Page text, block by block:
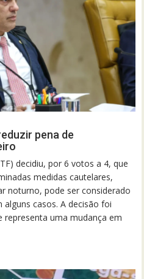
pena de
decidiu, por 6 votos a 4, que
medidas cautelares,
noturno, pode ser considerado
casos. A decisão foi
uma mudança em